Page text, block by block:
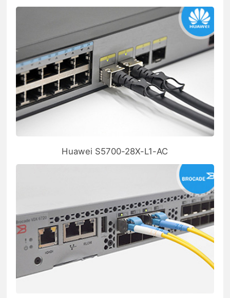
Huawei S5700-28X-L1-AC